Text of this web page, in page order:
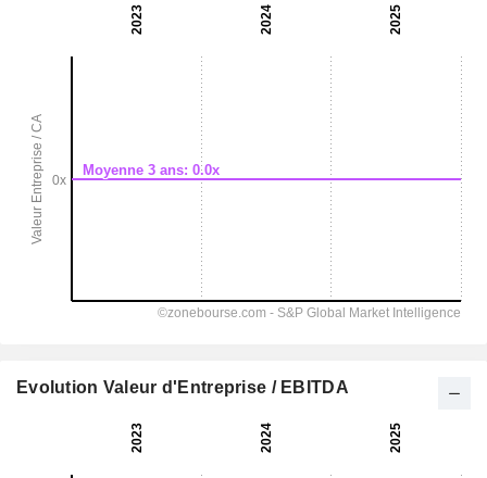
Evolution Valeur d'Entreprise / EBITDA